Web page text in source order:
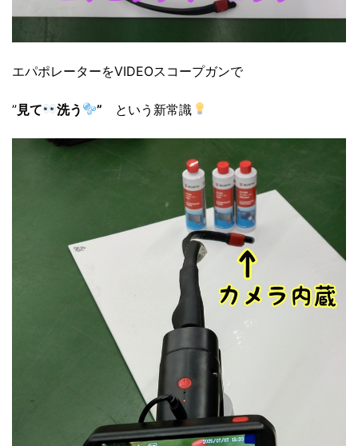
エパポレーターをVIDEOスコープガンで
”見て 洗う ” という新常識